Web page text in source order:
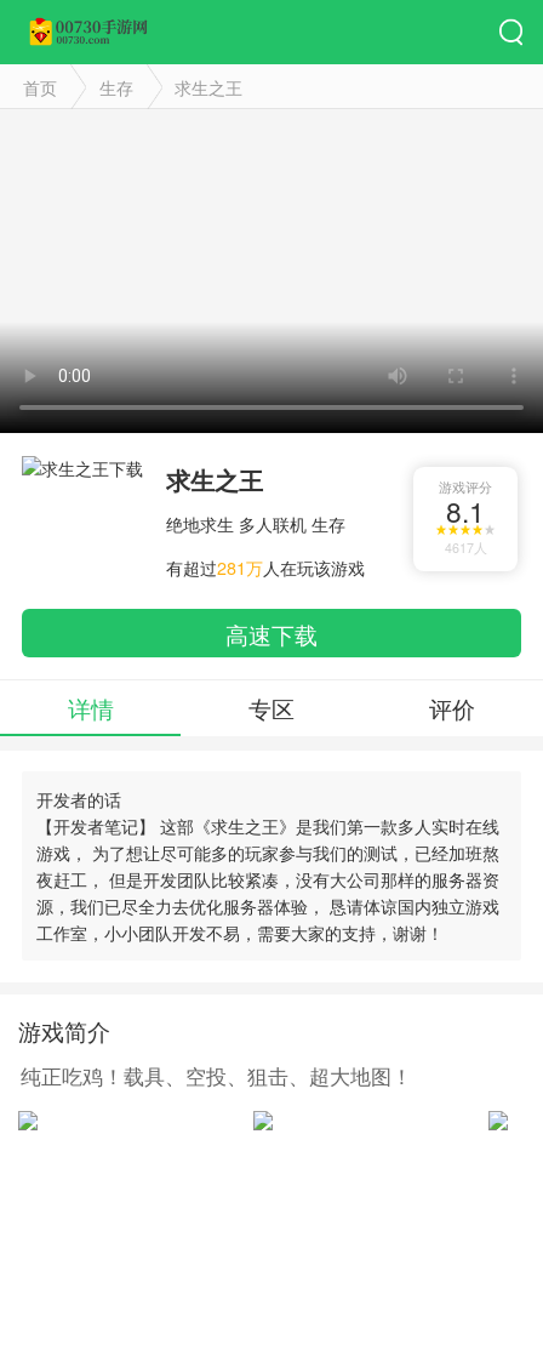
00730手游网
搜索
首页 生存 求生之王
求生之王
绝地求生 多人联机 生存
有超过281万人在玩该游戏
游戏评分
8.1
4617人
高速下载
详情 专区 评价
开发者的话
【开发者笔记】 这部《求生之王》是我们第一款多人实时在线
游戏， 为了想让尽可能多的玩家参与我们的测试，已经加班熬
夜赶工， 但是开发团队比较紧凑，没有大公司那样的服务器资
源，我们已尽全力去优化服务器体验， 恳请体谅国内独立游戏
工作室，小小团队开发不易，需要大家的支持，谢谢！
游戏简介
纯正吃鸡！载具、空投、狙击、超大地图！